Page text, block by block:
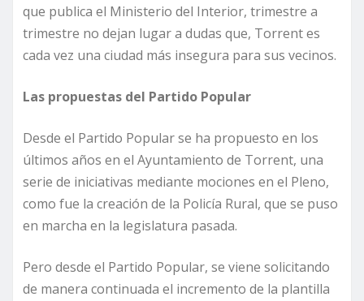
que publica el Ministerio del Interior, trimestre a
trimestre no dejan lugar a dudas que, Torrent es
cada vez una ciudad más insegura para sus vecinos.
Las propuestas del Partido Popular
Desde el Partido Popular se ha propuesto en los
últimos años en el Ayuntamiento de Torrent, una
serie de iniciativas mediante mociones en el Pleno,
como fue la creación de la Policía Rural, que se puso
en marcha en la legislatura pasada.
Pero desde el Partido Popular, se viene solicitando
de manera continuada el incremento de la plantilla